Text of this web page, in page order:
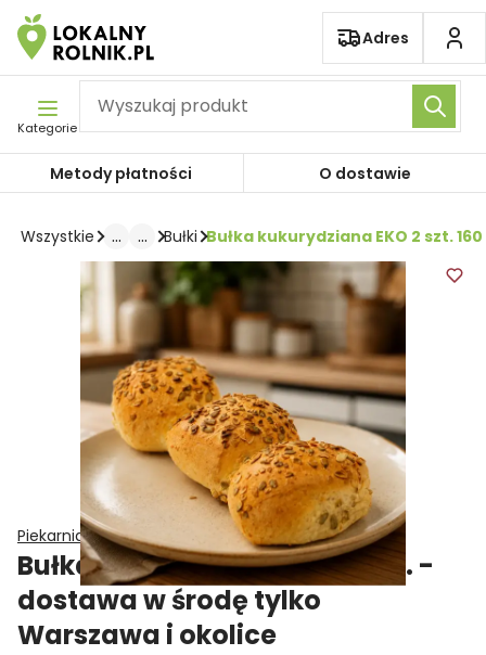
Pomiń nawigację
Adres
Kategorie
Metody płatności O dostawie
Wszystkie ... ... Bułki Bułka kukurydziana EKO 2 szt.
Piekarnia GZIK
Bułka kukurydziana EKO 2 szt. -
dostawa w środę tylko
Warszawa i okolice